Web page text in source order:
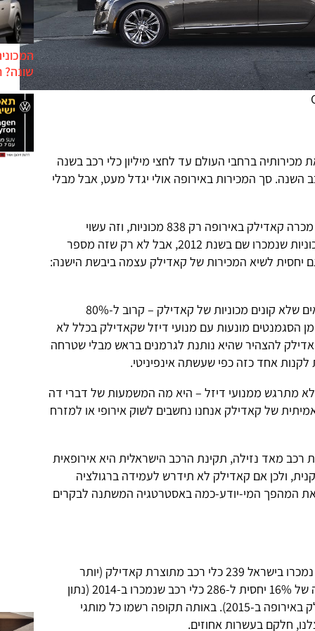
ברחבי העולם עד לחצי מיליון כלי רכב בשנה
יחסית ל-275,000 כלי רכב השנה. סך המכירות באירופה אולי יגדל מעט, אבל מבלי
בשבעת החודשים הראשונים של 2015 מכרה קאדילק באירופה רק 838 מכוניות, וזה עשוי
להישמע כמו נתון טוב יחסית ל-430 מכוניות שנמכרו שם בשנת 2012, אבל לא רק שזה מספר
יחסית לשיא המכירות של קאדילק עצמה ביבשת הישנה:
מצד אחד קשה לבוא בטענות לאירופאים שלא קונים מכוניות של קאדילק – קרוב ל-80%
הסגמנטים מונעות עם מנועי דיזל שקאדילק בכלל לא
להצהיר שהיא נותנת לגרמנים בראש מבלי שטרחה
אחד כזה כפי שעשתה אינפיניטי.
מתרגש ממנועי דיזל – היא מה המשמעות של דברי דה
של קאדילק אנחנו נחשבים לשוק אירופי או למזרח
רכב מאד נזילה, תקינת הרכב הישראלית היא אירופאית
ולכן אם קאדילק לא תידרש לעמידה ברגולציה
את המהפך המי-יודע-כמה באסטרטגיה המשתנה לבקרים
בשבעת החודשים הראשונים של 2015 נמכרו בישראל 239 כלי רכב מתוצרת קאדילק (יותר
ממחציתם מדגם SRX היוצא), וזו ירידה של 16% יחסית ל-286 כלי רכב שנמכרו ב-2014 (נתון
דומה לסך הירידה במכירות של קאדילק באירופה ב-2015). באותה תקופה רשמו כל מותגי
חלקם בעשרות אחוזים.
שונה?